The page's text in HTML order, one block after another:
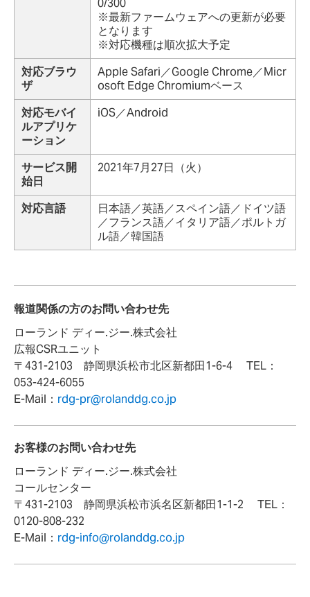
0/300
※最新ファームウェアへの更新が必要
となります
※対応機種は順次拡大予定
対応ブラウ
ザ
Apple Safari／Google Chrome／Micr
osoft Edge Chromiumベース
対応モバイ
ルアプリケ
ーション
iOS／Android
サービス開
始日
2021年7月27日（火）
対応言語
日本語／英語／スペイン語／ドイツ語
／フランス語／イタリア語／ポルトガ
ル語／韓国語
報道関係の方のお問い合わせ先
ローランド ディー.ジー.株式会社
広報CSRユニット
〒431-2103 静岡県浜松市北区新都田1-6-4 TEL：
053-424-6055
E-Mail： rdg-pr@rolanddg.co.jp
お客様のお問い合わせ先
ローランド ディー.ジー.株式会社
コールセンター
〒431-2103 静岡県浜松市浜名区新都田1-1-2 TEL：
0120-808-232
E-Mail： rdg-info@rolanddg.co.jp